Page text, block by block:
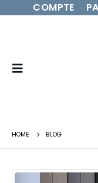
COMPTE
HOME BLOG